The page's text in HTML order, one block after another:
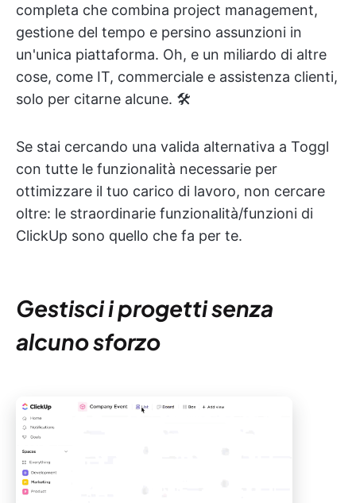
completa che combina project management,
gestione del tempo e persino assunzioni in
un'unica piattaforma. Oh, e un miliardo di altre
cose, come IT, commerciale e assistenza clienti,
solo per citarne alcune. 🛠️
Se stai cercando una valida alternativa a Toggl
con tutte le funzionalità necessarie per
ottimizzare il tuo carico di lavoro, non cercare
oltre: le straordinarie funzionalità/funzioni di
ClickUp sono quello che fa per te.
Gestisci i progetti senza
alcuno sforzo